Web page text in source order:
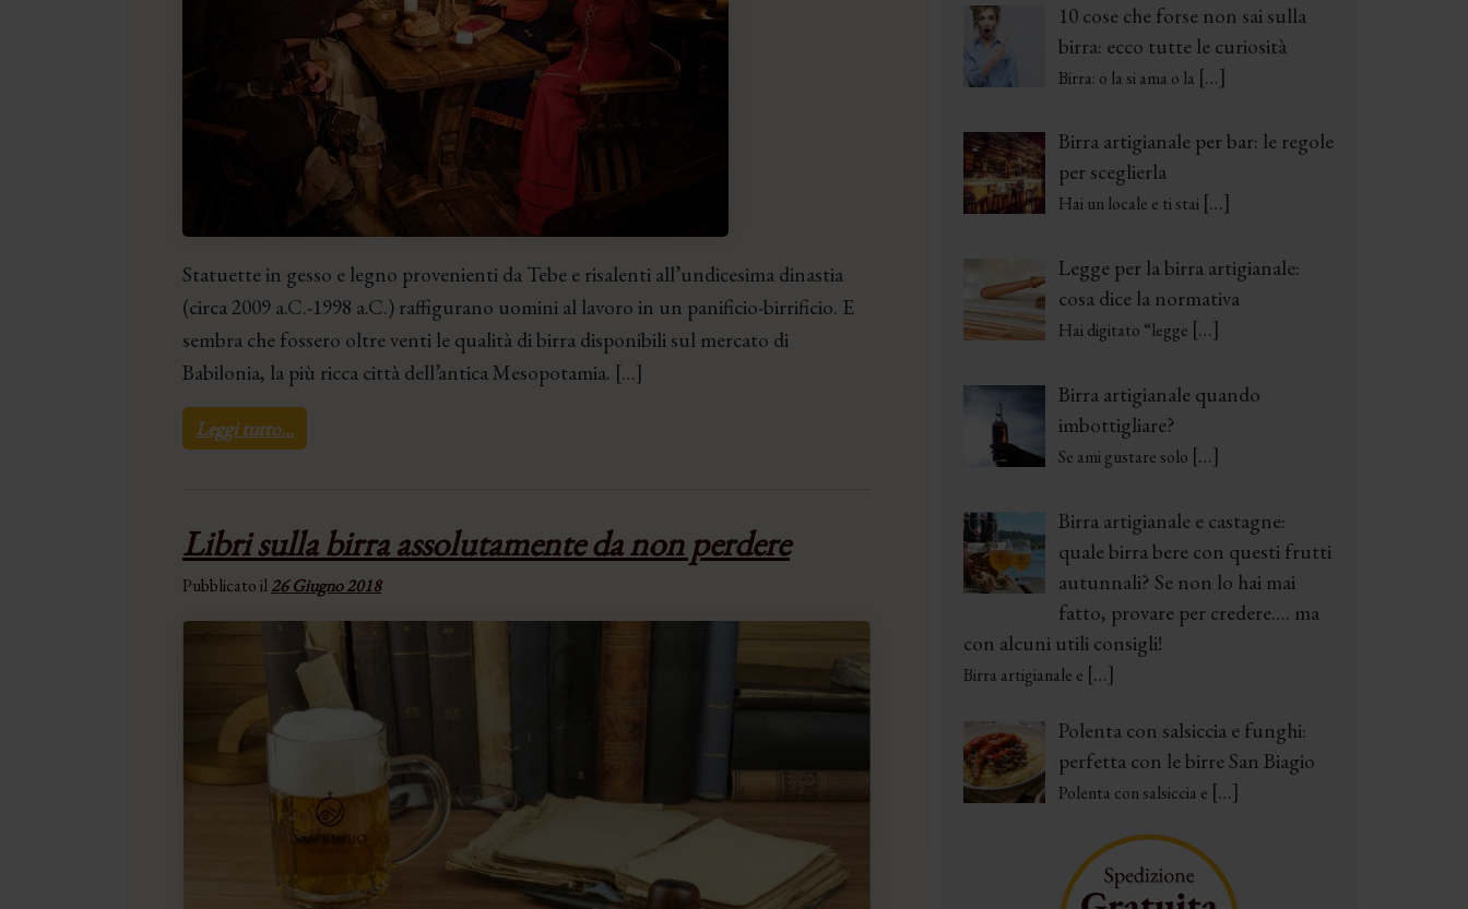
Statuette in gesso e legno provenienti da Tebe e risalenti all’undicesima dinastia
(circa 2009 a.C.-1998 a.C.) raffigurano uomini al lavoro in un panificio-birrificio. E
sembra che fossero oltre venti le qualità di birra disponibili sul mercato di
Babilonia, la più ricca città dell’antica Mesopotamia. […]
Leggi tutto…
Libri sulla birra assolutamente da non perdere
Pubblicato il26 Giugno 2018
10 cose che forse non sai sulla
birra: ecco tutte le curiosità
Birra: o la si ama o la […]
Birra artigianale per bar: le regole
per sceglierla
Hai un locale e ti stai […]
Legge per la birra artigianale:
cosa dice la normativa
Hai digitato “legge […]
Birra artigianale quando
imbottigliare?
Se ami gustare solo […]
Birra artigianale e castagne:
quale birra bere con questi frutti
autunnali? Se non lo hai mai
fatto, provare per credere…. ma
con alcuni utili consigli!
Birra artigianale e […]
Polenta con salsiccia e funghi:
perfetta con le birre San Biagio
Polenta con salsiccia e […]